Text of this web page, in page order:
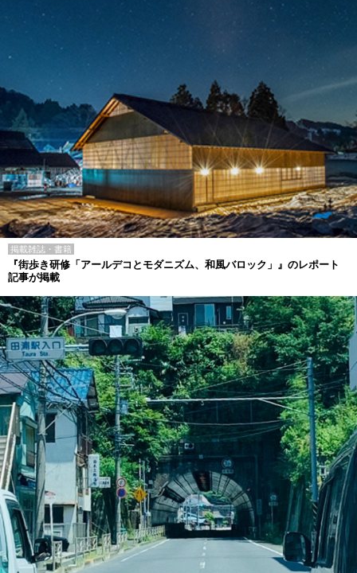
掲載雑誌・書籍
『街歩き研修「アールデコとモダニズム、和風バロック」』のレポート
記事が掲載